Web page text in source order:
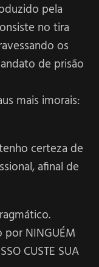
pela
no tira
os
de prisão
mais imorais:
certeza de
afinal de
NINGUÉM
CUSTE SUA